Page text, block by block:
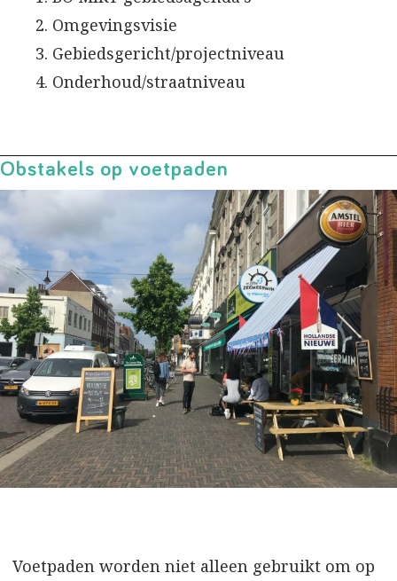
Omgevingsvisie
Gebiedsgericht/projectniveau
Onderhoud/straatniveau
Obstakels op voetpaden
Voetpaden worden niet alleen gebruikt om op